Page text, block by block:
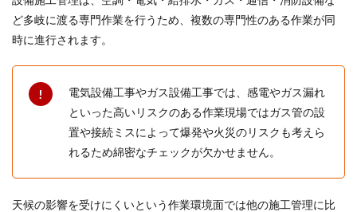
ど多岐に渡る専門作業を行うため、複数の専門性のある作業が同
時に進行されます。
電気設備工事やガス設備工事では、感電やガス漏れ
といった高いリスクのある作業現場ではガス管の設
置や接続ミスによって爆発や火災のリスクも考えら
れるため綿密なチェックが欠かせません。
天候の影響を受けにくいという作業環境面では他の施工管理に比